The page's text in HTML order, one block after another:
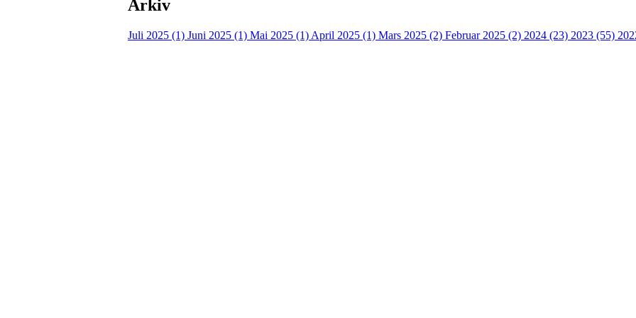
Arkiv
Juli 2025 (1) Juni 2025 (1) Mai 2025 (1) April 2025 (1) Mars 2025 (2) Februar 2025 (2) 2024 (23) 2023 (55)